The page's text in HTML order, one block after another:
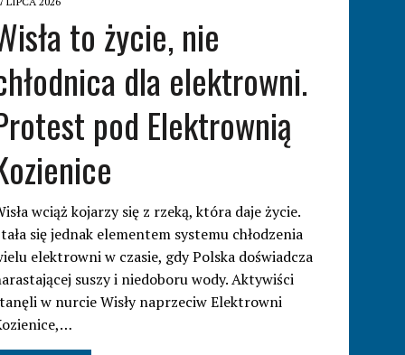
to życie, nie
dla elektrowni.
pod Elektrownią
wciąż kojarzy się z rzeką, która daje życie.
się jednak elementem systemu chłodzenia
elektrowni w czasie, gdy Polska doświadcza
suszy i niedoboru wody. Aktywiści
w nurcie Wisły naprzeciw Elektrowni